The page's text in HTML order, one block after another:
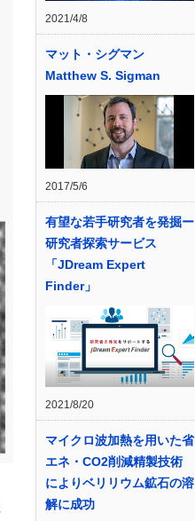
2021/4/8
マット・シグマン
Matthew S. Sigman
2017/5/6
有望な若手研究者を発掘ー
研究者探索サービス
「JDream Expert
Finder」
2021/8/20
マイクロ波加熱を用いた省
エネ・CO2削減精製技術
によりベリリウム鉱石の溶
解に成功